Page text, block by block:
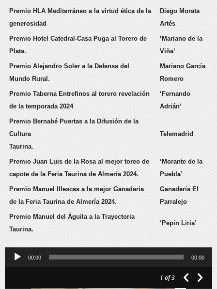
Premio HLA Mediterráneo a la virtud ética de la
generosidad
Diego Morata
Artés
Premio Hotel Catedral-Casa Puga al Torero de
Plata.
‘Mariano de la
Viña’
Premio Alejandro Soler a la Defensa del
Mundo Rural.
Mariano García
Romero
Premio Taberna Entrefinos al torero revelación
de la temporada 2024
‘Fernando
Adrián’
Premio Bernabé Puertas a la Difusión de la
Cultura
Taurina.
Telemadrid
Premio Juan Luis de la Rosa al mejor toreo de
capote de la Feria Taurina de Almería 2024.
‘Morante de la
Puebla’
Premio Manuel Illescas a la mejor Ganadería
de la Feria Taurina de Almería 2024.
Ganadería El
Parralejo
Premio Manuel del Águila a la Trayectoria
Taurina.
‘Pepín Liria’
Reproductor
00:00 00:00
1 of 3